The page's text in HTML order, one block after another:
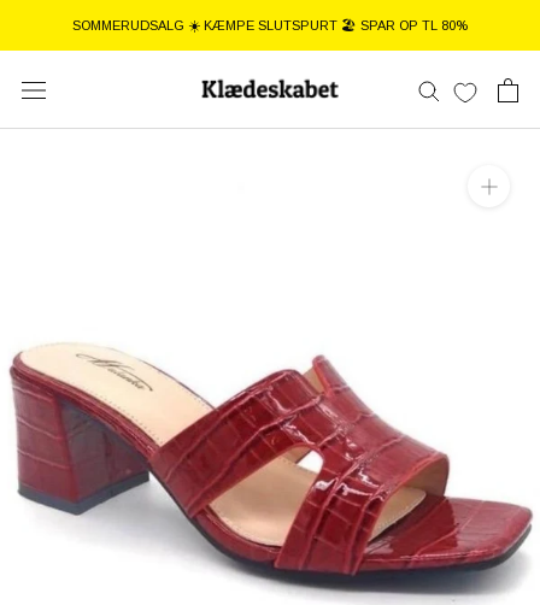
SOMMERUDSALG ☀️ KÆMPE SLUTSPURT 🏖️ SPAR OP TL 80%